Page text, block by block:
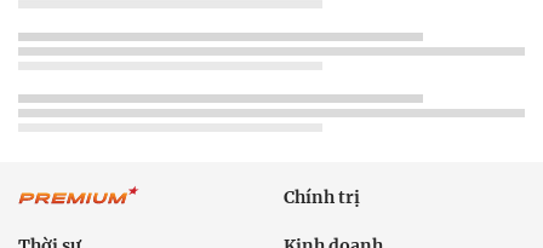
Chính trị